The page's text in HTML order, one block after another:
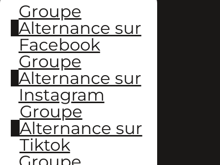
Groupe
Alternance sur
Facebook
Groupe
Alternance sur
Instagram
Groupe
Alternance sur
Tiktok